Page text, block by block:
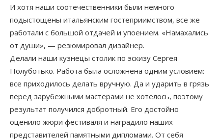
И хотя наши соотечественники были немного
подыстощены итальянским гостеприимством, все же
работали с большой отдачей и упоением. «Намахались
от души», — резюмировал дизайнер.
Делали наши кузнецы столик по эскизу Сергея
Полуботько. Работа была осложнена одним условием:
все приходилось делать вручную. Да и ударить в грязь
перед зарубежными мастерами не хотелось, поэтому
результат получился добротный. Его достойно
оценило жюри фестиваля и наградило наших
представителей памятными дипломами. От себя